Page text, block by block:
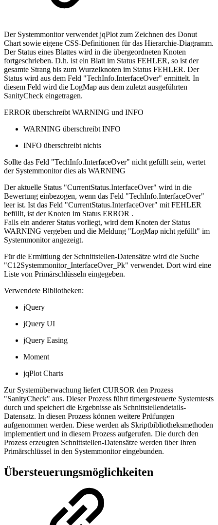
Der Systemmonitor verwendet jqPlot zum Zeichnen des Donut
Chart sowie eigene CSS-Definitionen für das Hierarchie-Diagramm.
Der Status eines Blattes wird in die übergeordneten Knoten
fortgeschrieben. D.h. ist ein Blatt im Status FEHLER, so ist der
gesamte Strang bis zum Wurzelknoten im Status FEHLER. Der
Status wird aus dem Feld "TechInfo.InterfaceOver" ermittelt. In
diesem Feld wird die LogMap aus dem zuletzt ausgeführten
SanityCheck eingetragen.
ERROR überschreibt WARNING und INFO
WARNING überschreibt INFO
INFO überschreibt nichts
Sollte das Feld "TechInfo.InterfaceOver" nicht gefüllt sein, wertet
der Systemmonitor dies als WARNING
Der aktuelle Status "CurrentStatus.InterfaceOver" wird in die
Bewertung einbezogen, wenn das Feld "TechInfo.InterfaceOver"
leer ist. Ist das Feld "CurrentStatus.InterfaceOver" mit FEHLER
befüllt, ist der Knoten im Status ERROR .
Falls ein anderer Status vorliegt, wird dem Knoten der Status
WARNING vergeben und die Meldung "LogMap nicht gefüllt" im
Systemmonitor angezeigt.
Für die Ermittlung der Schnittstellen-Datensätze wird die Suche
"C12Systemmonitor_InterfaceOver_Pk" verwendet. Dort wird eine
Liste von Primärschlüsseln eingegeben.
Verwendete Bibliotheken:
jQuery
jQuery UI
jQuery Easing
Moment
jqPlot Charts
Zur Systemüberwachung liefert CURSOR den Prozess
"SanityCheck" aus. Dieser Prozess führt timergesteuerte Systemtests
durch und speichert die Ergebnisse als Schnittstellendetails-
Datensatz. In diesen Prozess können weitere Prüfungen
aufgenommen werden. Diese werden als Skriptbibliotheksmethoden
implementiert und in diesem Prozess aufgerufen. Die durch den
Prozess erzeugten Schnittstellen-Datensätze werden über Ihren
Primärschlüssel in den Systemmonitor eingebunden.
Übersteuerungsmöglichkeiten